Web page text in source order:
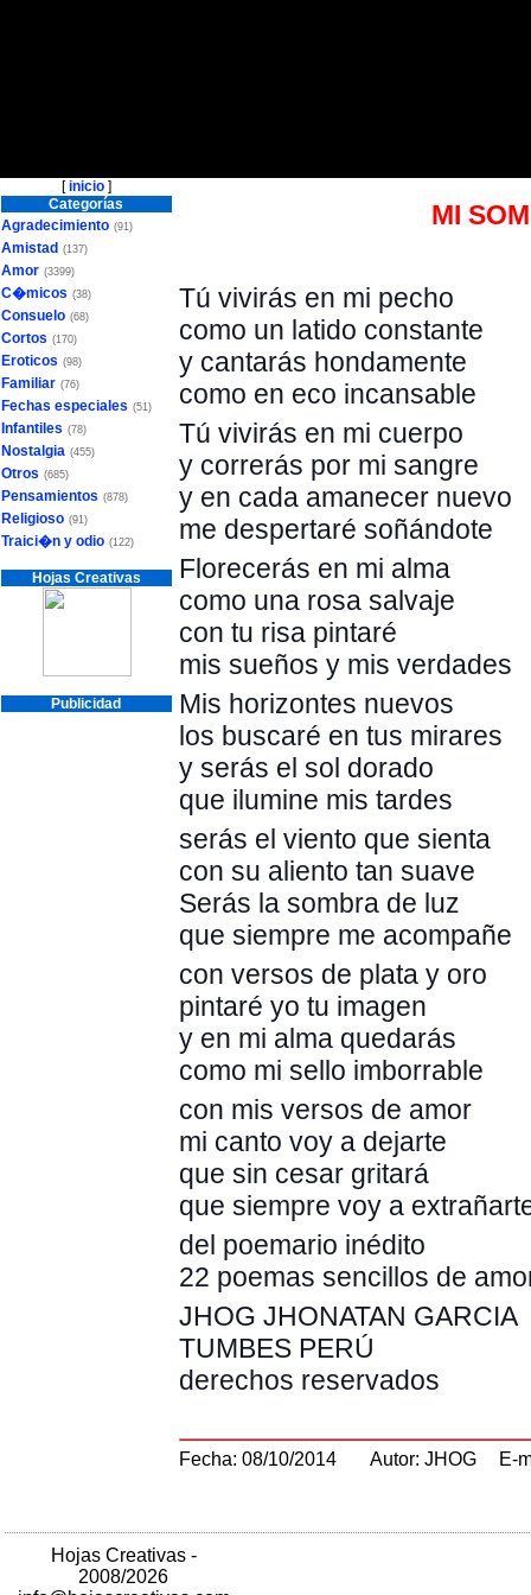
[inicio ]
Categorías
Agradecimiento (91)
Amistad (137)
Amor (3399)
C�micos (38)
Consuelo (68)
Cortos (170)
Eroticos (98)
Familiar (76)
Fechas especiales (51)
Infantiles (78)
Nostalgia (455)
Otros (685)
Pensamientos (878)
Religioso (91)
Traici�n y odio (122)
Hojas Creativas
Publicidad
MI
Tú vivirás en mi pecho
como un latido constante
y cantarás hondamente
como en eco incansable
Tú vivirás en mi cuerpo
y correrás por mi sangre
y en cada amanecer nuevo
me despertaré soñándote
Florecerás en mi alma
como una rosa salvaje
con tu risa pintaré
mis sueños y mis verdades
Mis horizontes nuevos
los buscaré en tus mirares
y serás el sol dorado
que ilumine mis tardes
serás el viento que sienta
con su aliento tan suave
Serás la sombra de luz
que siempre me acompañe
con versos de plata y oro
pintaré yo tu imagen
y en mi alma quedarás
como mi sello imborrable
con mis versos de amor
mi canto voy a dejarte
que sin cesar gritará
que siempre voy a
del poemario inédito
22 poemas sencillos de
JHOG JHONATAN GARCIA
TUMBES PERÚ
derechos reservados
Fecha: 08/10/2014 Autor: JHOG E-
Hojas Creativas -
2008/2026